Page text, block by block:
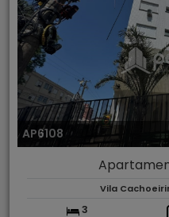
AP6108
Vila
3